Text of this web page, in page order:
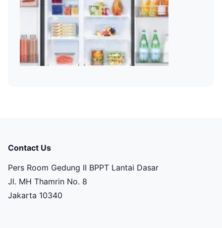
Contact Us
Pers Room Gedung II BPPT Lantai Dasar
Jl. MH Thamrin No. 8
Jakarta 10340